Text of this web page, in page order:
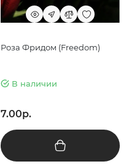
Роза Фридом (Freedom)
В наличии
7.00р.